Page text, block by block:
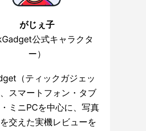
がじぇ子
公式キャラクタ
ー）
（ティックガジェッ
、スマートフォン・タブ
ミニPCを中心に、写真
交えた実機レビューを